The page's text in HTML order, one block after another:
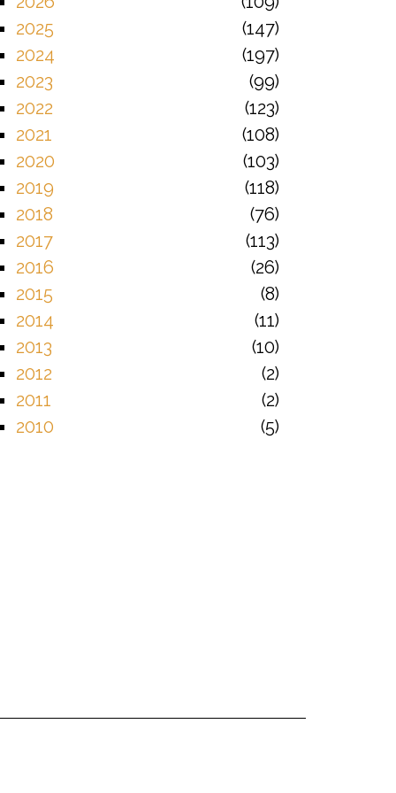
2025
147
2024
197
2023
99
2022
123
2021
108
2020
103
2019
118
2018
76
2017
113
2016
26
2015
8
2014
11
2013
10
2012
2
2011
2
2010
5